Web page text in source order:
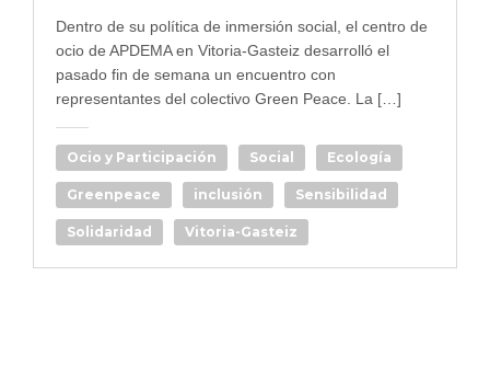
Dentro de su política de inmersión social, el centro de
ocio de APDEMA en Vitoria-Gasteiz desarrolló el
pasado fin de semana un encuentro con
representantes del colectivo Green Peace. La […]
Ocio y Participación Social Ecología
Greenpeace inclusión Sensibilidad
Solidaridad Vitoria-Gasteiz